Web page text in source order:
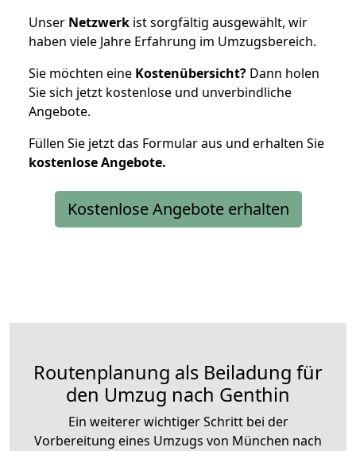
Unser Netzwerk ist sorgfältig ausgewählt, wir
haben viele Jahre Erfahrung im Umzugsbereich.
Sie möchten eine Kostenübersicht? Dann holen
Sie sich jetzt kostenlose und unverbindliche
Angebote.
Füllen Sie jetzt das Formular aus und erhalten Sie
kostenloseAngebote.
Kostenlose Angebote erhalten
Routenplanung als Beiladung für
den Umzug nach Genthin
Ein weiterer wichtiger Schritt bei der
Vorbereitung eines Umzugs von München nach